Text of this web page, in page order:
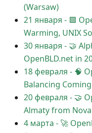
(Warsaw)
21 января - 🟩
Warming, UNIX
30 января - 🤝
OpenBLD.net in
18 февраля - 🧠
Balancing
20 февраля - 🤝
Almaty from
4 марта - 🚀